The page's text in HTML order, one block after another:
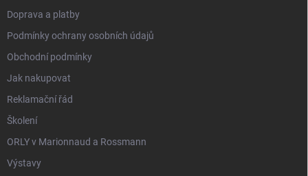
Doprava a platby
Podmínky ochrany osobních údajů
Obchodní podmínky
Jak nakupovat
Reklamační řád
Školení
ORLY v Marionnaud a Rossmann
Výstavy